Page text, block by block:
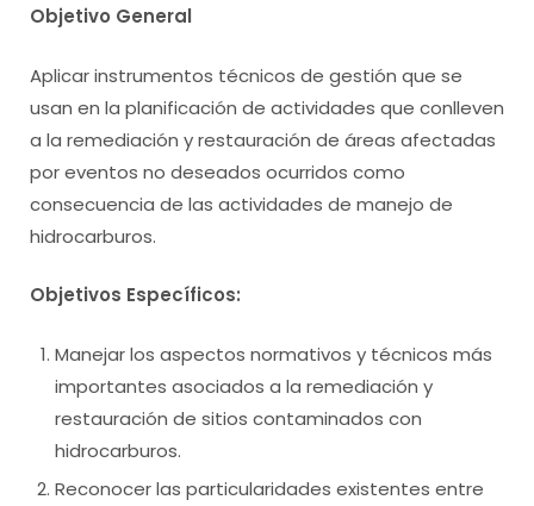
Objetivo General
Aplicar instrumentos técnicos de gestión que se
usan en la planificación de actividades que conlleven
a la remediación y restauración de áreas afectadas
por eventos no deseados ocurridos como
consecuencia de las actividades de manejo de
hidrocarburos.
Objetivos Específicos:
Manejar los aspectos normativos y técnicos más
importantes asociados a la remediación y
restauración de sitios contaminados con
hidrocarburos.
Reconocer las particularidades existentes entre